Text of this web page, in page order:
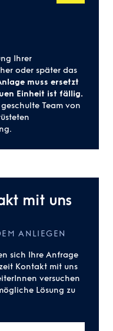
Ihrer
oder später das
muss ersetzt
Einheit ist fällig.
Team von
mit uns
ANLIEGEN
sich Ihre Anfrage
Kontakt mit uns
versuchen
Lösung zu